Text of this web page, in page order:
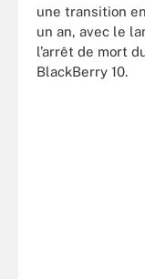
une transition
un an, avec le
l’arrêt de mort
BlackBerry 10.